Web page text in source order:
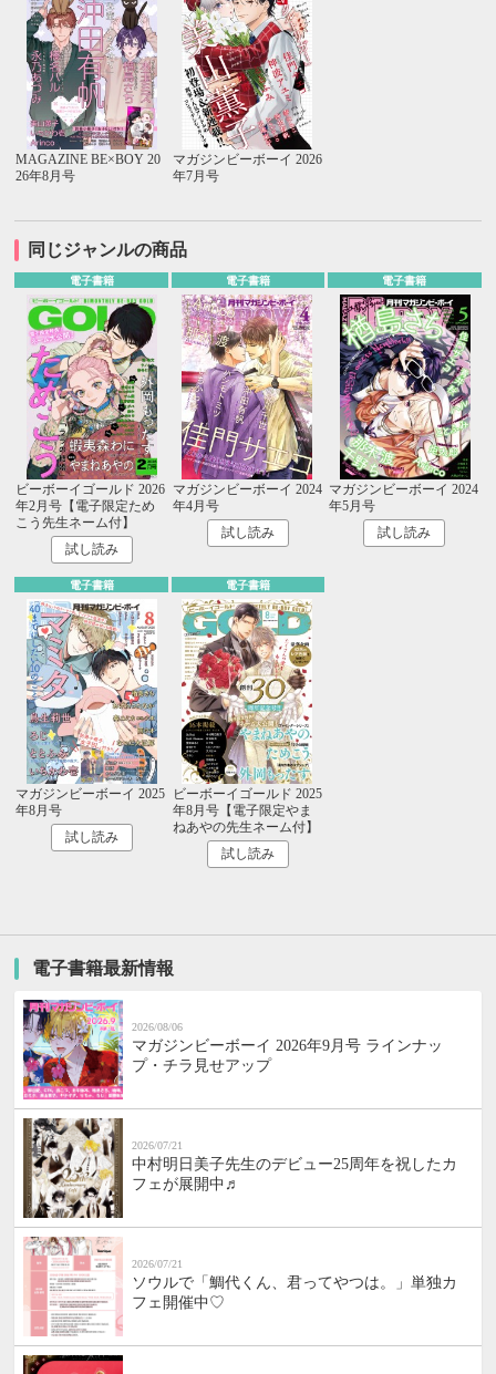
MAGAZINE BE×BOY 20
26年8月号
マガジンビーボーイ 2026
年7月号
同じジャンルの商品
電子書籍
ビーボーイゴールド 2026
年2月号【電子限定ため
こう先生ネーム付】
試し読み
電子書籍
マガジンビーボーイ 2024
年4月号
試し読み
電子書籍
マガジンビーボーイ 2024
年5月号
試し読み
電子書籍
マガジンビーボーイ 2025
年8月号
試し読み
電子書籍
ビーボーイゴールド 2025
年8月号【電子限定やま
ねあやの先生ネーム付】
試し読み
電子書籍最新情報
2026/08/06
マガジンビーボーイ 2026年9月号 ラインナッ
プ・チラ見せアップ
2026/07/21
中村明日美子先生のデビュー25周年を祝したカ
フェが展開中♬
2026/07/21
ソウルで「鯛代くん、君ってやつは。」単独カ
フェ開催中♡